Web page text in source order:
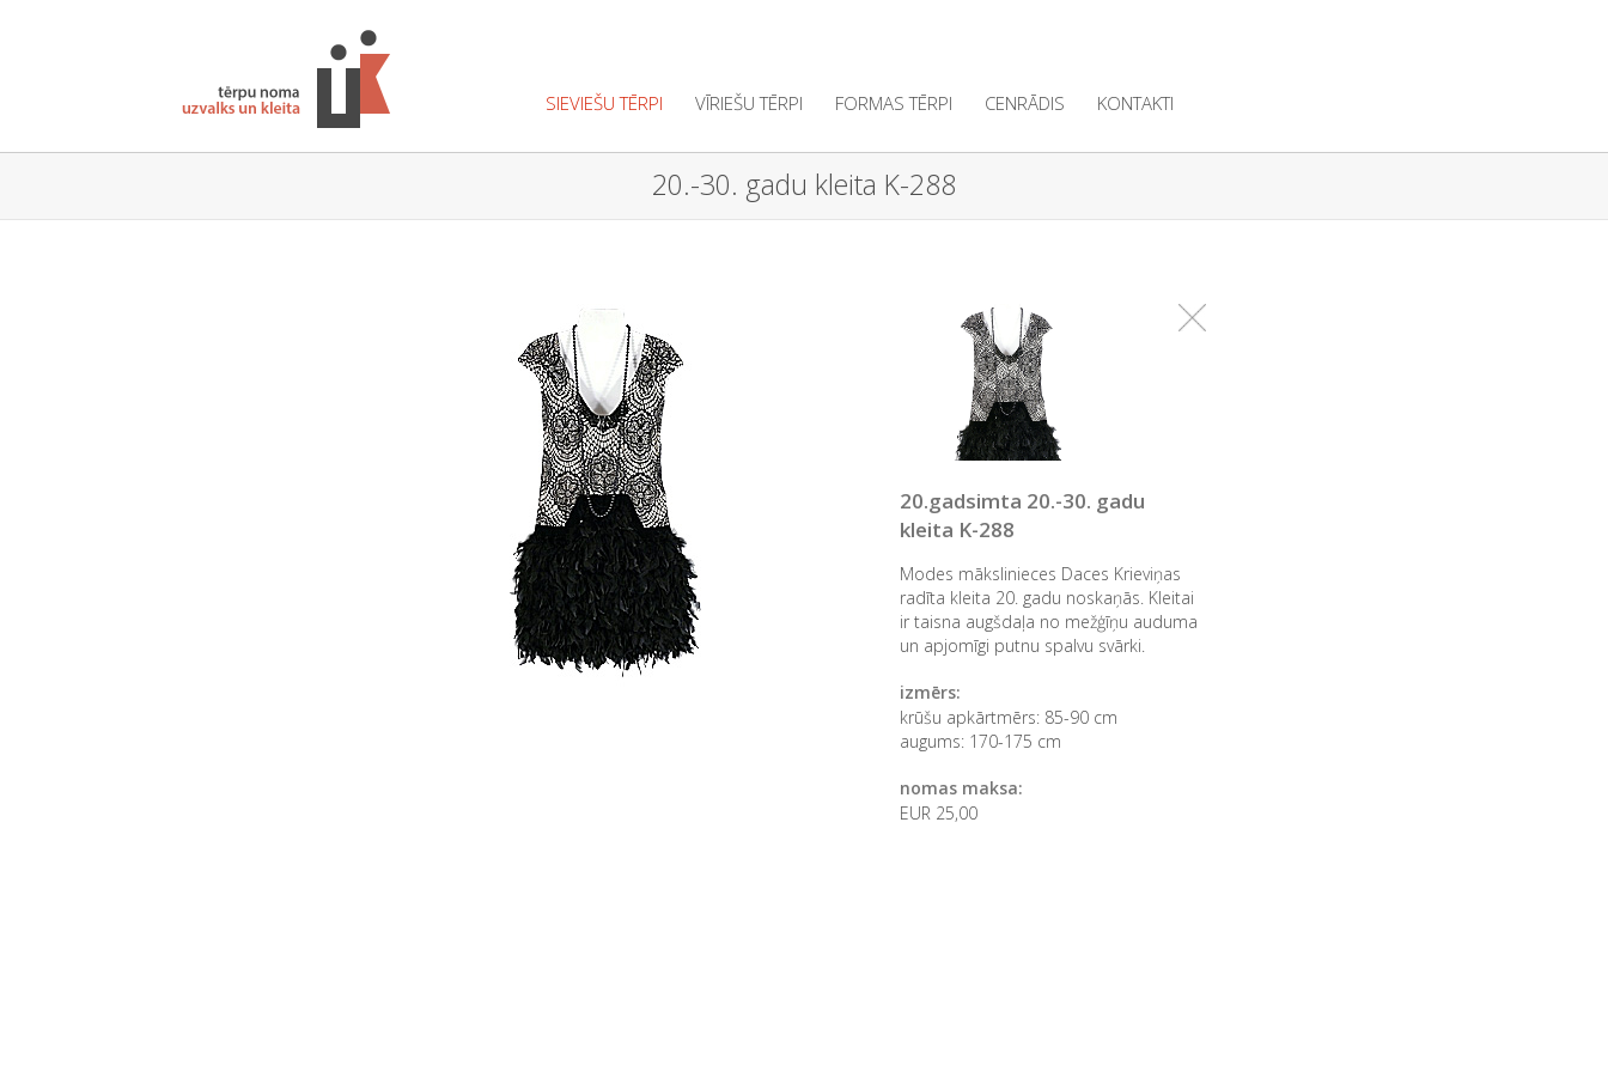
SIEVIEŠU TĒRPI VĪRIEŠU TĒRPI FORMAS TĒRPI CENRĀDIS KONTAKTI
20.-30. gadu kleita K-288
20.gadsimta 20.-30. gadu
kleita K-288
Modes mākslinieces Daces Krieviņas
radīta kleita 20. gadu noskaņās. Kleitai
ir taisna augšdaļa no mežģīņu auduma
un apjomīgi putnu spalvu svārki.
izmērs:
krūšu apkārtmērs: 85-90 cm
augums: 170-175 cm
nomas maksa:
EUR 25,00